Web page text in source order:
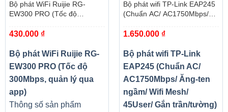
Bộ phát WiFi Ruijie RG-
EW300 PRO (Tốc độ
430.000 ₫
Bộ phát WiFi Ruijie RG-
EW300 PRO (Tốc độ
300Mbps, quản lý qua
app)
Thông số sản phẩm
Bộ phát wifi TP-Link EAP245
(Chuẩn AC/ AC1750Mbps/
45User/ Gắn trần/tường)
1.650.000 ₫
Bộ phát wifi TP-Link
EAP245 (Chuẩn AC/
AC1750Mbps/ Ăng-ten
ngầm/ Wifi Mesh/
45User/ Gắn trần/tường)